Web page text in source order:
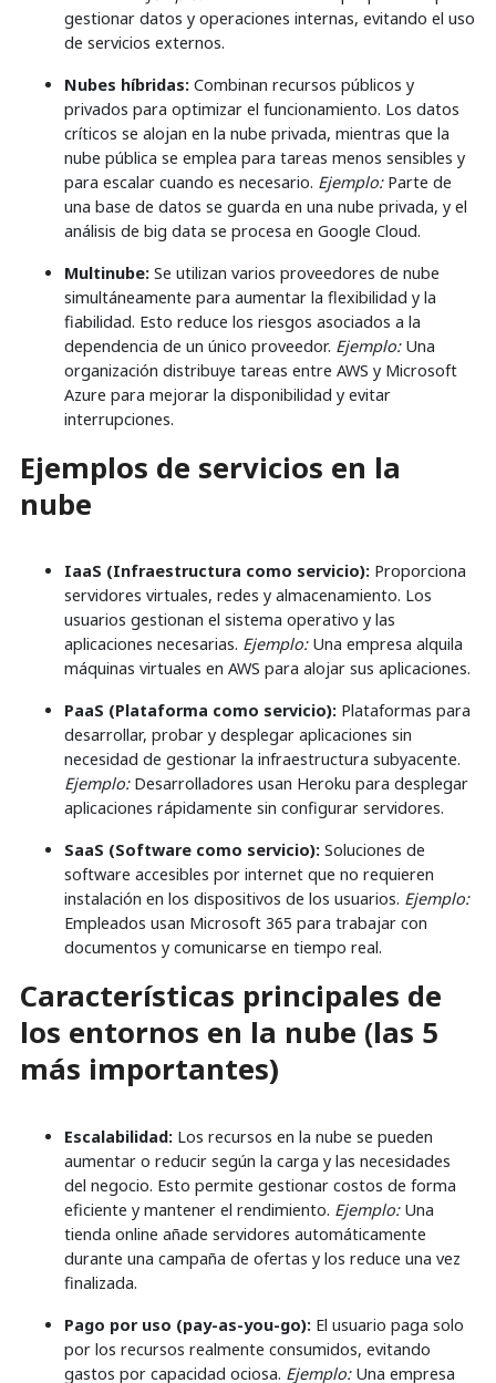
gestionar datos y operaciones internas, evitando el uso
de servicios externos.
Nubes híbridas: Combinan recursos públicos y
privados para optimizar el funcionamiento. Los datos
críticos se alojan en la nube privada, mientras que la
nube pública se emplea para tareas menos sensibles y
para escalar cuando es necesario. Ejemplo:Parte de
una base de datos se guarda en una nube privada, y el
análisis de big data se procesa en Google Cloud.
Multinube: Se utilizan varios proveedores de nube
simultáneamente para aumentar la flexibilidad y la
fiabilidad. Esto reduce los riesgos asociados a la
dependencia de un único proveedor. Ejemplo:Una
organización distribuye tareas entre AWS y Microsoft
Azure para mejorar la disponibilidad y evitar
interrupciones.
Ejemplos de servicios en la
nube
IaaS (Infraestructura como servicio): Proporciona
servidores virtuales, redes y almacenamiento. Los
usuarios gestionan el sistema operativo y las
aplicaciones necesarias. Ejemplo:Una empresa alquila
máquinas virtuales en AWS para alojar sus aplicaciones.
PaaS (Plataforma como servicio): Plataformas para
desarrollar, probar y desplegar aplicaciones sin
necesidad de gestionar la infraestructura subyacente.
Ejemplo:Desarrolladores usan Heroku para desplegar
aplicaciones rápidamente sin configurar servidores.
SaaS (Software como servicio): Soluciones de
software accesibles por internet que no requieren
instalación en los dispositivos de los usuarios. Ejemplo:
Empleados usan Microsoft 365 para trabajar con
documentos y comunicarse en tiempo real.
Características principales de
los entornos en la nube (las 5
más importantes)
Escalabilidad: Los recursos en la nube se pueden
aumentar o reducir según la carga y las necesidades
del negocio. Esto permite gestionar costos de forma
eficiente y mantener el rendimiento. Ejemplo:Una
tienda online añade servidores automáticamente
durante una campaña de ofertas y los reduce una vez
finalizada.
Pago por uso (pay-as-you-go): El usuario paga solo
por los recursos realmente consumidos, evitando
gastos por capacidad ociosa. Ejemplo:Una empresa